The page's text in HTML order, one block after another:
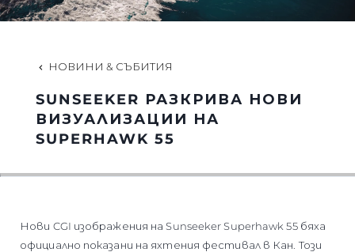
НОВИНИ & СЪБИТИЯ
SUNSEEKER РАЗКРИВА НОВИ
ВИЗУАЛИЗАЦИИ НА
SUPERHAWK 55
Нови CGI изображения на Sunseeker Superhawk 55 бяха
официално показани на яхтения фестивал в Кан. Този